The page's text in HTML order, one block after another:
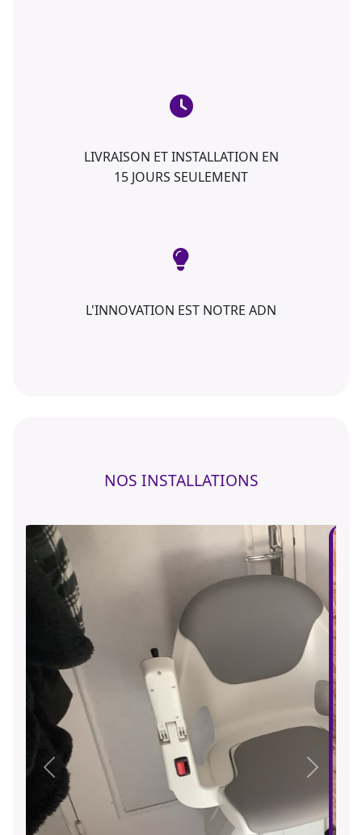
LIVRAISON ET INSTALLATION EN
15 JOURS SEULEMENT
L'INNOVATION EST NOTRE ADN
NOS INSTALLATIONS
Précédent Suivant